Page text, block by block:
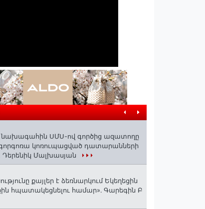
ՍՄՍ-ով գործից ազատողը
կոռուպացված դատարանների
Դերենիկ Մալխասյան
քայլեր է ձեռնարկում Եկեղեցին
հպատակեցնելու համար»․ Գարեգին Բ